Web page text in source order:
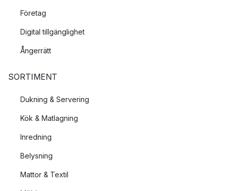
Företag
Digital tillgänglighet
Ångerrätt
SORTIMENT
Dukning & Servering
Kök & Matlagning
Inredning
Belysning
Mattor & Textil